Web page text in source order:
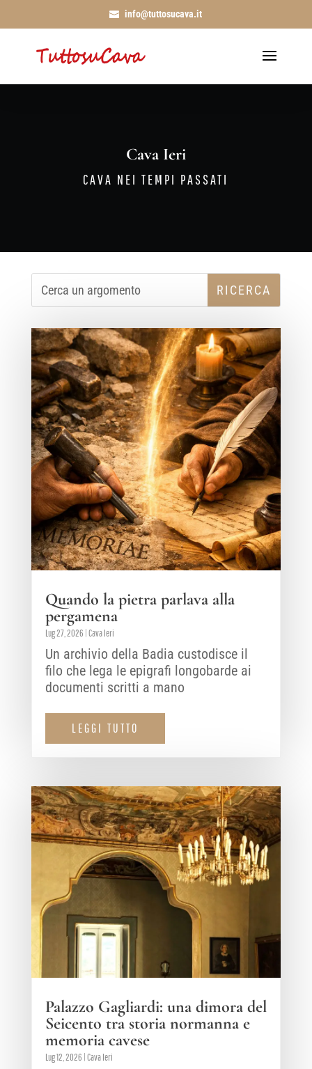
info@tuttosucava.it
Cava Ieri
CAVA NEI TEMPI PASSATI
Quando la pietra parlava alla
pergamena
Lug 27, 2026 Cava Ieri
Un archivio della Badia custodisce il
filo che lega le epigrafi longobarde ai
documenti scritti a mano
LEGGI TUTTO
Palazzo Gagliardi: una dimora del
Seicento tra storia normanna e
memoria cavese
Lug 12, 2026 Cava Ieri